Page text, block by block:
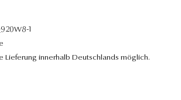
1
Lieferung innerhalb Deutschlands möglich.